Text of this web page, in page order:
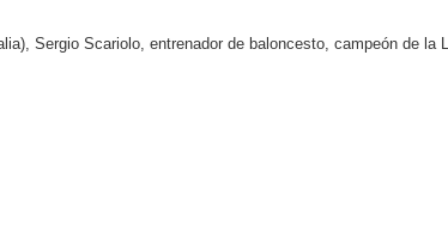
Sergio Scariolo, entrenador de baloncesto, campeón de la